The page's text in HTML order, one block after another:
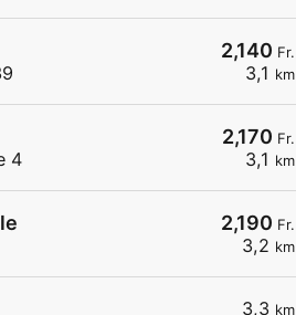
2,140 Fr.
3,1 km
2,170 Fr.
3,1 km
4
2,190 Fr.
3,2 km
3,3 km